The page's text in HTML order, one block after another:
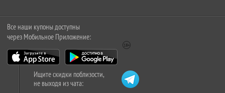
Все наши купоны доступны
через Мобильное Приложение:
Ищите скидки поблизости,
не выходя из чата: